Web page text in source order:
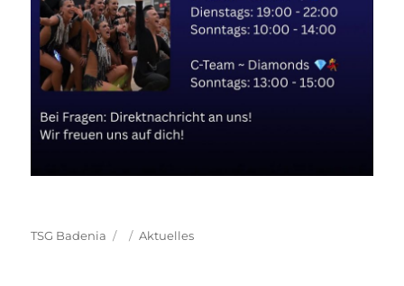
Autor
TSG Badenia
Veröffentlicht
Kategorien
Aktuelles